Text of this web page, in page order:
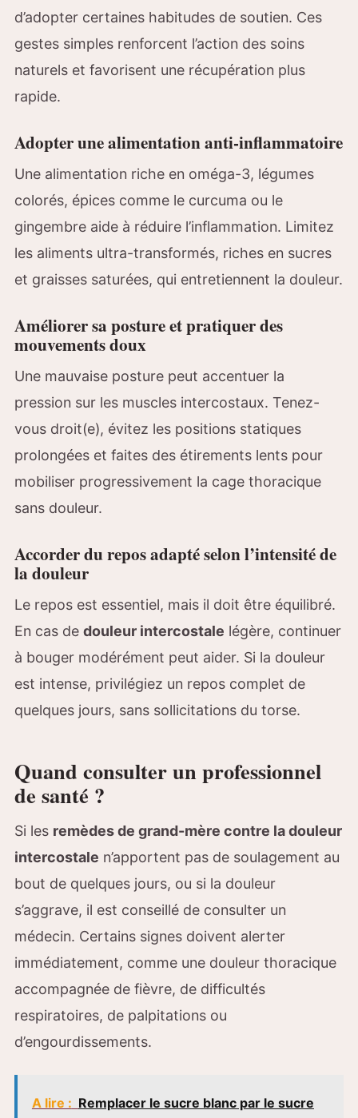
d’adopter certaines habitudes de soutien. Ces
gestes simples renforcent l’action des soins
naturels et favorisent une récupération plus
rapide.
Adopter une alimentation anti-inflammatoire
Une alimentation riche en oméga-3, légumes
colorés, épices comme le curcuma ou le
gingembre aide à réduire l’inflammation. Limitez
les aliments ultra-transformés, riches en sucres
et graisses saturées, qui entretiennent la douleur.
Améliorer sa posture et pratiquer des
mouvements doux
Une mauvaise posture peut accentuer la
pression sur les muscles intercostaux. Tenez-
vous droit(e), évitez les positions statiques
prolongées et faites des étirements lents pour
mobiliser progressivement la cage thoracique
sans douleur.
Accorder du repos adapté selon l’intensité de
la douleur
Le repos est essentiel, mais il doit être équilibré.
En cas de douleur intercostale légère, continuer
à bouger modérément peut aider. Si la douleur
est intense, privilégiez un repos complet de
quelques jours, sans sollicitations du torse.
Quand consulter un professionnel
de santé ?
Si les remèdes de grand-mère contre la douleur
intercostale n’apportent pas de soulagement au
bout de quelques jours, ou si la douleur
s’aggrave, il est conseillé de consulter un
médecin. Certains signes doivent alerter
immédiatement, comme une douleur thoracique
accompagnée de fièvre, de difficultés
respiratoires, de palpitations ou
d’engourdissements.
A lire : Remplacer le sucre blanc par le sucre